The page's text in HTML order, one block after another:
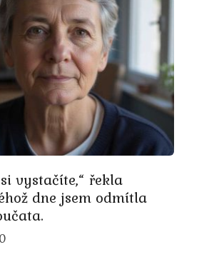
vystačíte,“ řekla
dne jsem odmítla
0